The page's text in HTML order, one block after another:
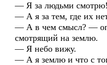
— Я за людьми смотрю!
— А я за тем, где их
— А в чем смысл? —
смотрящий на землю.
— Я небо вижу.
— А я землю и что с